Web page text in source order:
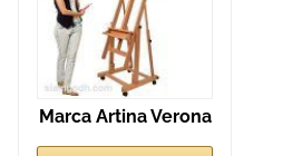
Marca Artina Verona